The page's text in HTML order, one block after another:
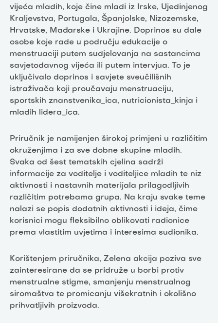
vijeća mladih, koje čine mladi iz Irske, Ujedinjenog
Kraljevstva, Portugala, Španjolske, Nizozemske,
Hrvatske, Mađarske i Ukrajine. Doprinos su dale
osobe koje rade u području edukacije o
menstruaciji putem sudjelovanja na sastancima
savjetodavnog vijeća ili putem intervjua. To je
uključivalo doprinos i savjete sveučilišnih
istraživača koji proučavaju menstruaciju,
sportskih znanstvenika_ica, nutricionista_kinja i
mladih lidera_ica.
Priručnik je namijenjen širokoj primjeni u različitim
okruženjima i za sve dobne skupine mladih.
Svaka od šest tematskih cjelina sadrži
informacije za voditelje i voditeljice mladih te niz
aktivnosti i nastavnih materijala prilagodljivih
različitim potrebama grupa. Na kraju svake teme
nalazi se popis dodatnih aktivnosti i ideja, čime
korisnici mogu fleksibilno oblikovati radionice
prema vlastitim uvjetima i interesima sudionika.
Korištenjem priručnika, Zelena akcija poziva sve
zainteresirane da se pridruže u borbi protiv
menstrualne stigme, smanjenju menstrualnog
siromaštva te promicanju višekratnih i okolišno
prihvatljivih proizvoda.